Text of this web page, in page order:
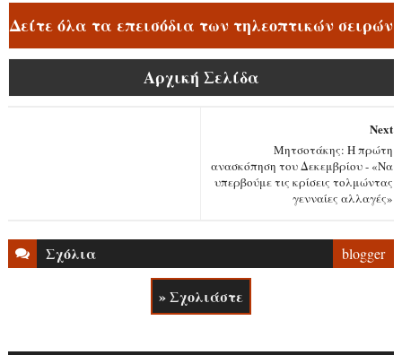
Δείτε όλα τα επεισόδια των τηλεοπτικών σειρών
Αρχική Σελίδα
Next
Μητσοτάκης: Η πρώτη
ανασκόπηση του Δεκεμβρίου - «Nα
υπερβούμε τις κρίσεις τολμώντας
γενναίες αλλαγές»
Σχόλια blogger
» Σχολιάστε